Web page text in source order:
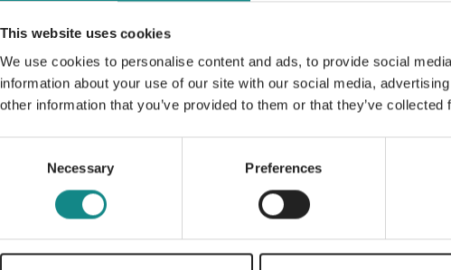
This website uses cookies
We use cookies to personalise content and ads, to provide social
information about your use of our site with our social media,
other information that you’ve provided to them or that they’ve
Necessary Preferences
Abwesenheit seines
zusätzlich auf. Wie
zu ordnen und vielleicht